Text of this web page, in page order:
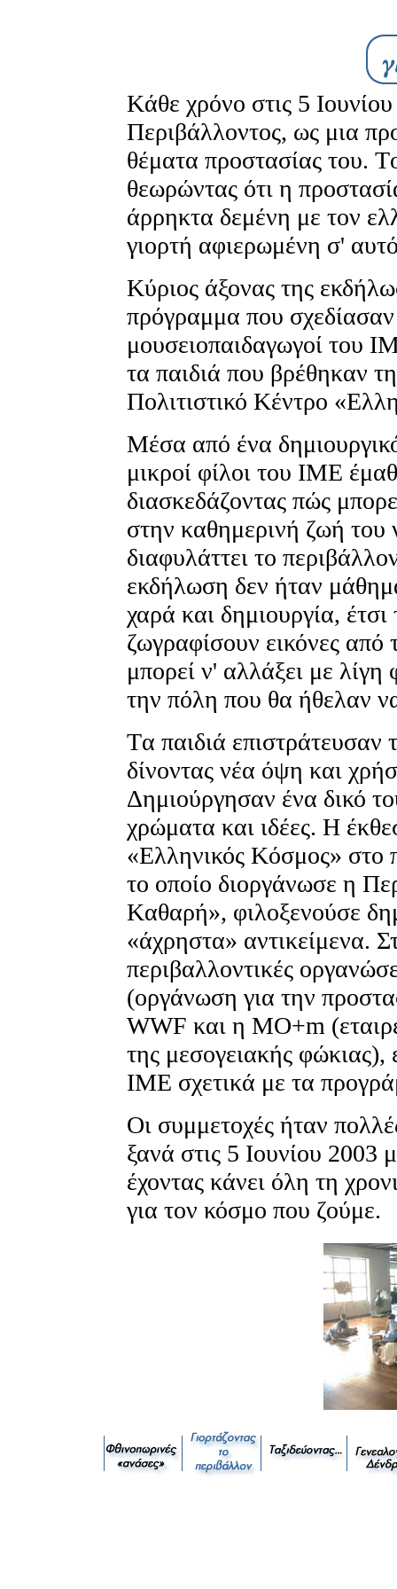
Kάθε χρόνο στις 5
Περιβάλλοντος, ως μια
θέματα προστασίας του.
θεωρώντας ότι η
άρρηκτα δεμένη με τον
γιορτή αφιερωμένη σ'
Kύριος άξονας της
πρόγραμμα που σχεδίασαν
μουσειοπαιδαγωγοί του
τα παιδιά που βρέθηκαν
Πολιτιστικό Kέντρο
Mέσα από ένα
μικροί φίλοι του IME
διασκεδάζοντας πώς
στην καθημερινή ζωή του
διαφυλάττει το
εκδήλωση δεν ήταν
χαρά και δημιουργία,
ζωγραφίσουν εικόνες
μπορεί ν' αλλάξει με
την πόλη που θα ήθελαν
Tα παιδιά επιστράτευσαν
δίνοντας νέα όψη και
Δημιούργησαν ένα δικό
χρώματα και ιδέες. H
«Eλληνικός Kόσμος» στo
το οποίο διοργάνωσε η
Kαθαρή», φιλοξενούσε
«άχρηστα» αντικείμενα.
περιβαλλοντικές
(οργάνωση για την
WWF και η MO+m
της μεσογειακής φώκιας),
IME σχετικά με τα
Oι συμμετοχές ήταν
ξανά στις 5 Iουνίου 2003
έχοντας κάνει όλη τη
για τον κόσμο που ζούμε.